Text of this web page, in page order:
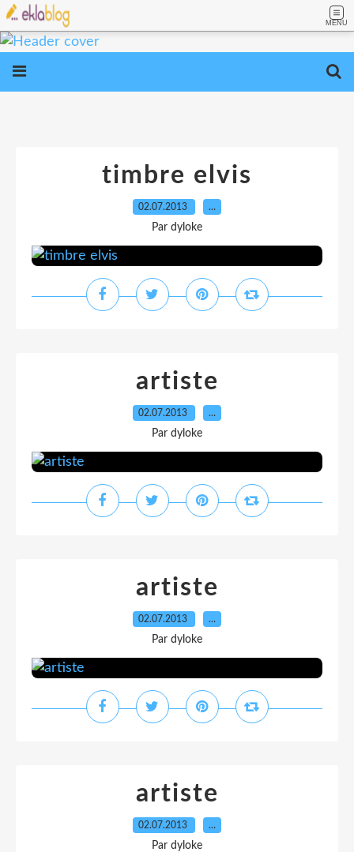
MENU
timbre elvis
02.07.2013 …
Par dyloke
artiste
02.07.2013 …
Par dyloke
artiste
02.07.2013 …
Par dyloke
artiste
02.07.2013 …
Par dyloke